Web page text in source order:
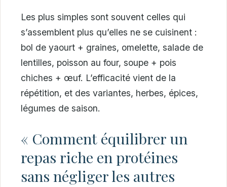
Les plus simples sont souvent celles qui
s’assemblent plus qu’elles ne se cuisinent :
bol de yaourt + graines, omelette, salade de
lentilles, poisson au four, soupe + pois
chiches + œuf. L’efficacité vient de la
répétition, et des variantes, herbes, épices,
légumes de saison.
« Comment équilibrer un
repas riche en protéines
sans négliger les autres